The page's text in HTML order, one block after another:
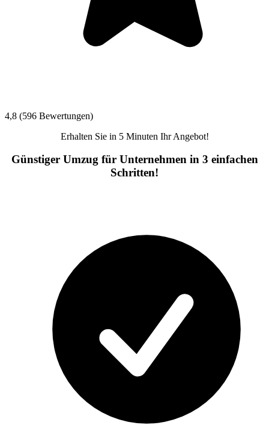
4,8 (596 Bewertungen)
Erhalten Sie in 5 Minuten Ihr Angebot!
Günstiger Umzug für Unternehmen in 3 einfachen
Schritten!